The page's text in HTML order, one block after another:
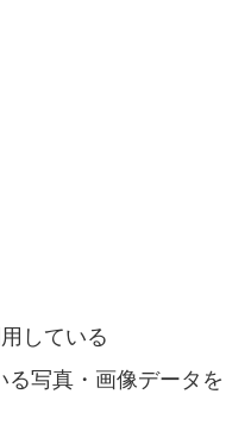
している
写真・画像データを